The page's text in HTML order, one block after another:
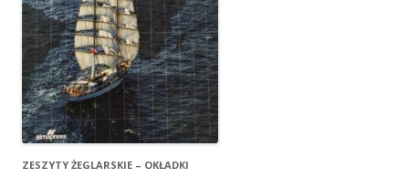
ZESZYTY ŻEGLARSKIE – OKŁADKI